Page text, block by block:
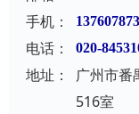
手机：
电话： 020-
地址：
广州市番
516室